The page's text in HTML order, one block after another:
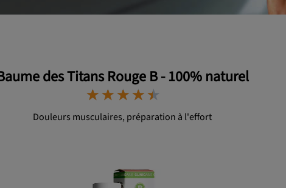
des Titans Rouge B - 100% naturel
⋆⋆⋆⋆⋆
⋆⋆⋆⋆⋆
Douleurs musculaires, préparation à l'effort